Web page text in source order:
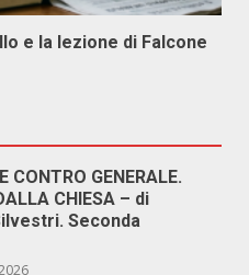
e la lezione di Falcone
CONTRO GENERALE.
CHIESA – di
Seconda